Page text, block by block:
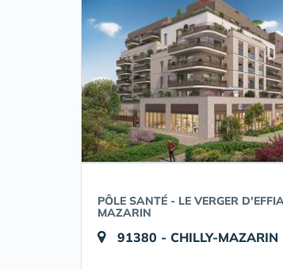
PÔLE SANTÉ - LE VERGER
MAZARIN
91380 - CHILLY-MAZARIN